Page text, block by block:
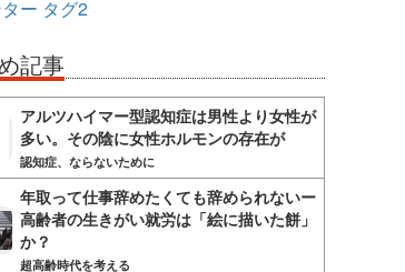
ー タグ2
記事
アルツハイマー型認知症は男性より女性が
多い。その陰に女性ホルモンの存在が
認知症、ならないために
年取って仕事辞めたくても辞められないー
高齢者の生きがい就労は「絵に描いた餅」
か？
超高齢時代を考える